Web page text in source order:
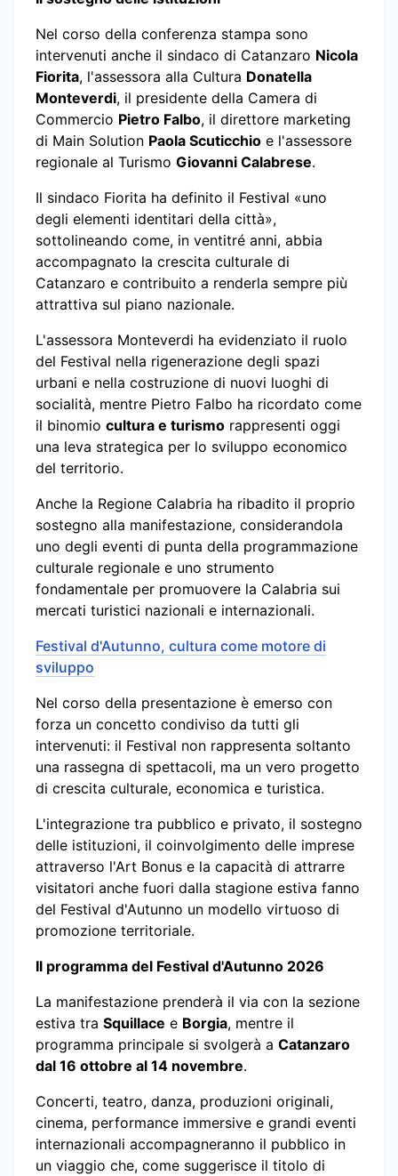
Nel corso della conferenza stampa sono
intervenuti anche il sindaco di Catanzaro Nicola
Fiorita, l'assessora alla Cultura Donatella
Monteverdi, il presidente della Camera di
Commercio Pietro Falbo, il direttore marketing
di Main Solution Paola Scuticchio e l'assessore
regionale al Turismo Giovanni Calabrese.
Il sindaco Fiorita ha definito il Festival «uno
degli elementi identitari della città»,
sottolineando come, in ventitré anni, abbia
accompagnato la crescita culturale di
Catanzaro e contribuito a renderla sempre più
attrattiva sul piano nazionale.
L'assessora Monteverdi ha evidenziato il ruolo
del Festival nella rigenerazione degli spazi
urbani e nella costruzione di nuovi luoghi di
socialità, mentre Pietro Falbo ha ricordato come
il binomio cultura e turismo rappresenti oggi
una leva strategica per lo sviluppo economico
del territorio.
Anche la Regione Calabria ha ribadito il proprio
sostegno alla manifestazione, considerandola
uno degli eventi di punta della programmazione
culturale regionale e uno strumento
fondamentale per promuovere la Calabria sui
mercati turistici nazionali e internazionali.
Festival d'Autunno, cultura come motore di
sviluppo
Nel corso della presentazione è emerso con
forza un concetto condiviso da tutti gli
intervenuti: il Festival non rappresenta soltanto
una rassegna di spettacoli, ma un vero progetto
di crescita culturale, economica e turistica.
L'integrazione tra pubblico e privato, il sostegno
delle istituzioni, il coinvolgimento delle imprese
attraverso l'Art Bonus e la capacità di attrarre
visitatori anche fuori dalla stagione estiva fanno
del Festival d'Autunno un modello virtuoso di
promozione territoriale.
Il programma del Festival d'Autunno 2026
La manifestazione prenderà il via con la sezione
estiva tra Squillace e Borgia, mentre il
programma principale si svolgerà a Catanzaro
dal 16 ottobre al 14 novembre.
Concerti, teatro, danza, produzioni originali,
cinema, performance immersive e grandi eventi
internazionali accompagneranno il pubblico in
un viaggio che, come suggerisce il titolo di